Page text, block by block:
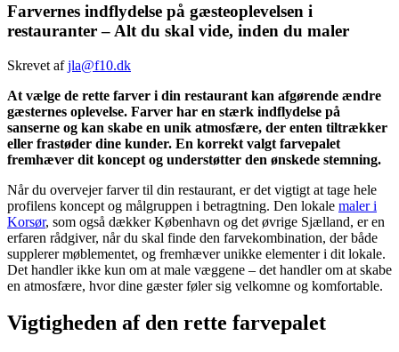
Farvernes indflydelse på gæsteoplevelsen i
restauranter – Alt du skal vide, inden du maler
Skrevet afjla@f10.dk
At vælge de rette farver i din restaurant kan afgørende ændre
gæsternes oplevelse. Farver har en stærk indflydelse på
sanserne og kan skabe en unik atmosfære, der enten tiltrækker
eller frastøder dine kunder. En korrekt valgt farvepalet
fremhæver dit koncept og understøtter den ønskede stemning.
Når du overvejer farver til din restaurant, er det vigtigt at tage hele
profilens koncept og målgruppen i betragtning. Den lokale maler i
Korsør, som også dækker København og det øvrige Sjælland, er en
erfaren rådgiver, når du skal finde den farvekombination, der både
supplerer møblementet, og fremhæver unikke elementer i dit lokale.
Det handler ikke kun om at male væggene – det handler om at skabe
en atmosfære, hvor dine gæster føler sig velkomne og komfortable.
Vigtigheden af den rette farvepalet